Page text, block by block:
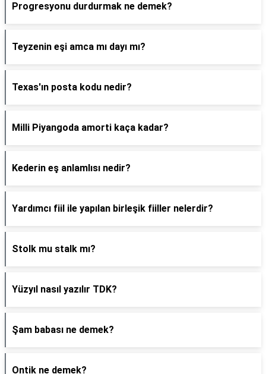
Progresyonu durdurmak ne demek?
Teyzenin eşi amca mı dayı mı?
Texas'ın posta kodu nedir?
Milli Piyangoda amorti kaça kadar?
Kederin eş anlamlısı nedir?
Yardımcı fiil ile yapılan birleşik fiiller nelerdir?
Stolk mu stalk mı?
Yüzyıl nasıl yazılır TDK?
Şam babası ne demek?
Ontik ne demek?